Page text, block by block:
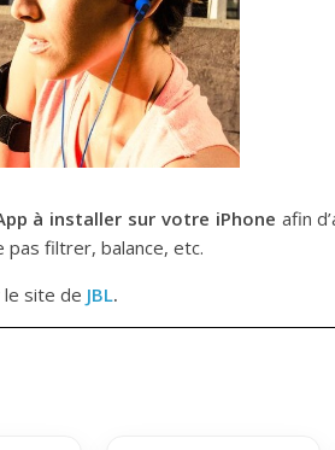
à installer sur votre iPhone afin
pas filtrer, balance, etc.
le site de JBL.